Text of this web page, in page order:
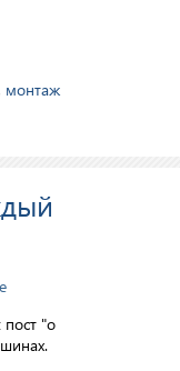
монтаж
пост "о